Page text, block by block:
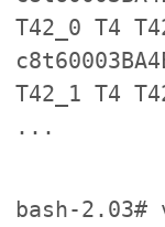
T42_0 T4
T42_1 T4
...
bash-2.03#